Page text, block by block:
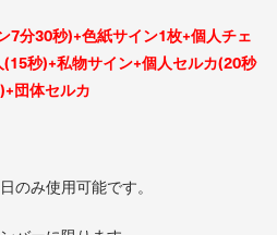
7分30秒)+色紙サイン1枚+個人チェ
秒)+私物サイン+個人セルカ(20秒
団体セルカ
のみ使用可能です。